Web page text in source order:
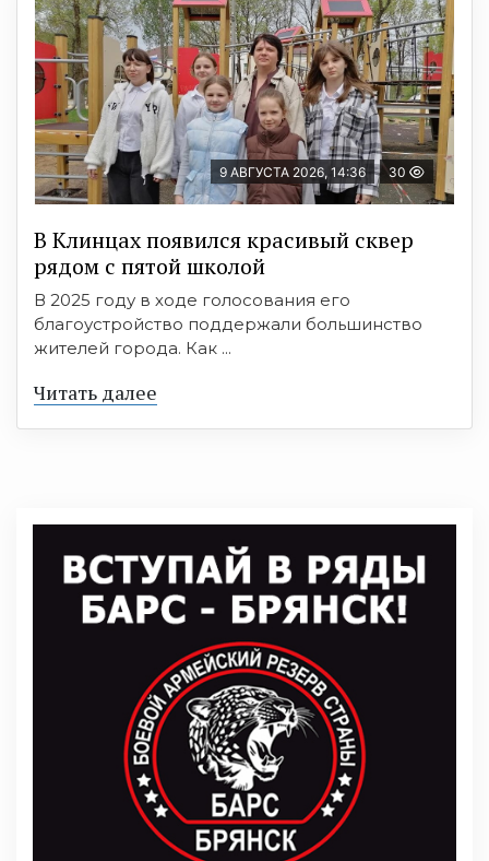
9 АВГУСТА 2026, 14:36 30
В Клинцах появился красивый сквер
рядом с пятой школой
В 2025 году в ходе голосования его
благоустройство поддержали большинство
жителей города. Как ...
Читать далее